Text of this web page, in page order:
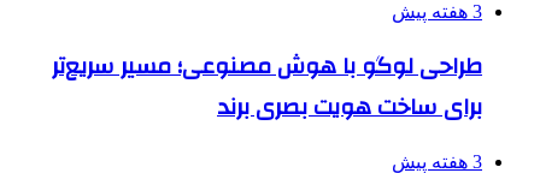
3 هفته پیش
طراحی لوگو با هوش مصنوعی؛ مسیر سریع‌تر
برای ساخت هویت بصری برند
3 هفته پیش